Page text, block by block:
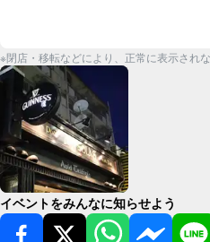
※閉店・移転などにより、正常に表示され
イベントをみんなに知らせよう